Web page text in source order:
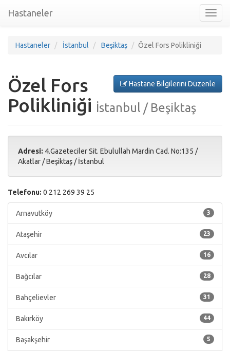
nav
Hastaneler
Hastaneler İstanbul Beşiktaş Özel Fors Polikliniği
Hastane Bilgilerini Düzenle
Özel Fors
Polikliniği İstanbul / Beşiktaş
Adresi: 4.Gazeteciler Sit. Ebulullah Mardin Cad. No:135 /
Akatlar /Beşiktaş /İstanbul
Telefonu: 0 212 269 39 25
3
Arnavutköy
23
Ataşehir
16
Avcılar
28
Bağcılar
31
Bahçelievler
44
Bakırköy
5
Başakşehir